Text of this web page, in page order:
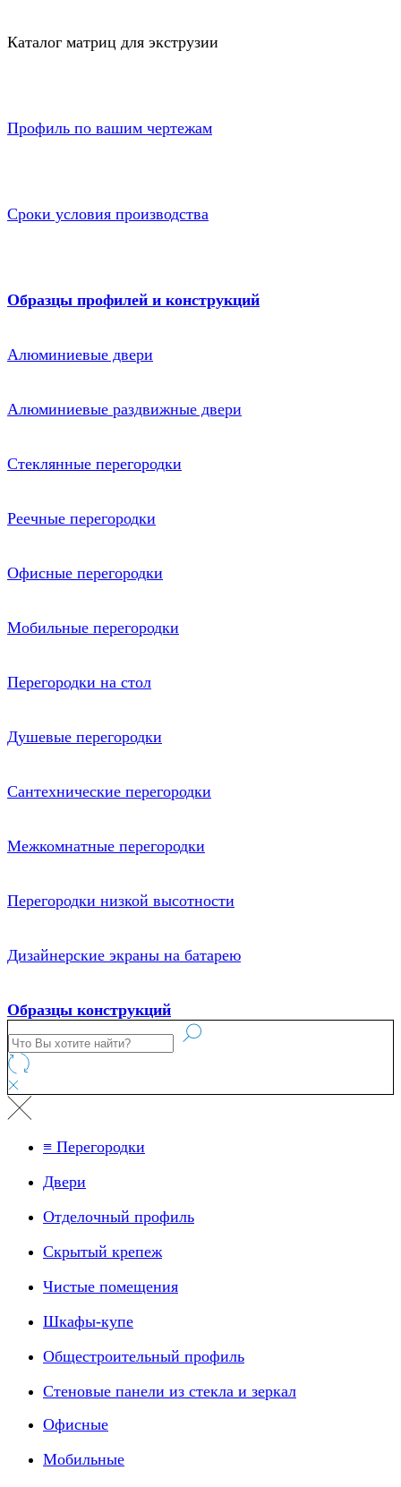
Каталог матриц для экструзии
Профиль по вашим чертежам
Сроки условия производства
Образцы профилей и конструкций
Алюминиевые двери
Алюминиевые раздвижные двери
Стеклянные перегородки
Реечные перегородки
Офисные перегородки
Мобильные перегородки
Перегородки на стол
Душевые перегородки
Сантехнические перегородки
Межкомнатные перегородки
Перегородки низкой высотности
Дизайнерские экраны на батарею
Образцы конструкций
≡ Перегородки
Двери
Отделочный профиль
Скрытый крепеж
Чистые помещения
Шкафы-купе
Общестроительный профиль
Стеновые панели из стекла и зеркал
Офисные
Мобильные